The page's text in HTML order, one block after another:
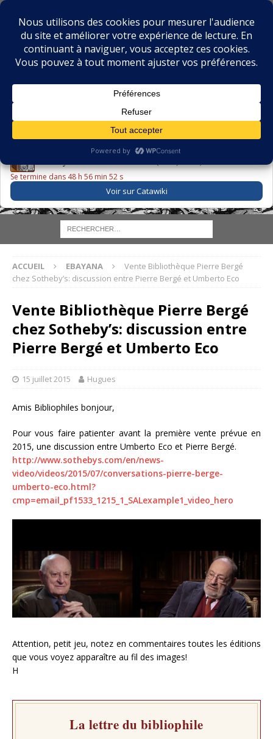
BIBLIOPHILIE.COM
LE BLOG DU BIBLIOPHILE, DES BIBLIOPHILES, DE LA
LE LIVRE DU JOUR
Se termine dans 48 h 56 min 52 s
Voir sur Catawiki
ACCUEIL EBAYANA
Vente Bibliothèque Pierre Bergé
chez Sotheby’s: discussion entre Pierre Bergé et Umberto Eco
Vente Bibliothèque Pierre Bergé
chez Sotheby’s: discussion entre
Pierre Bergé et Umberto Eco
15 juillet 2015 Hugues
Amis Bibliophiles bonjour,
Pour vous faire patienter avant la première vente prévue en
2015, une discussion entre Umberto Eco et Pierre Bergé.
http://www.sothebys.com/en/news-
video/videos/2015/07/conversations-pierre-berge-
umberto-eco.html?
cmp=email_pf1533_1215_1_SALexample1_video_hero
Attention, petit jeu, notez en commentaires toutes les éditions
que vous voyez apparaître au fil des images!
H
La lettre du bibliophile